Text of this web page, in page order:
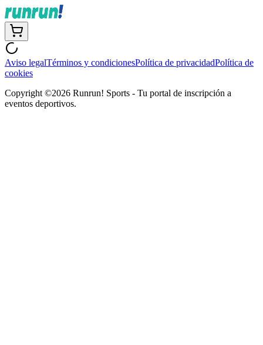
Aviso legalTérminos y condicionesPolítica de privacidadPolítica de
cookies
Copyright ©2026 Runrun! Sports - Tu portal de inscripción a
eventos deportivos.